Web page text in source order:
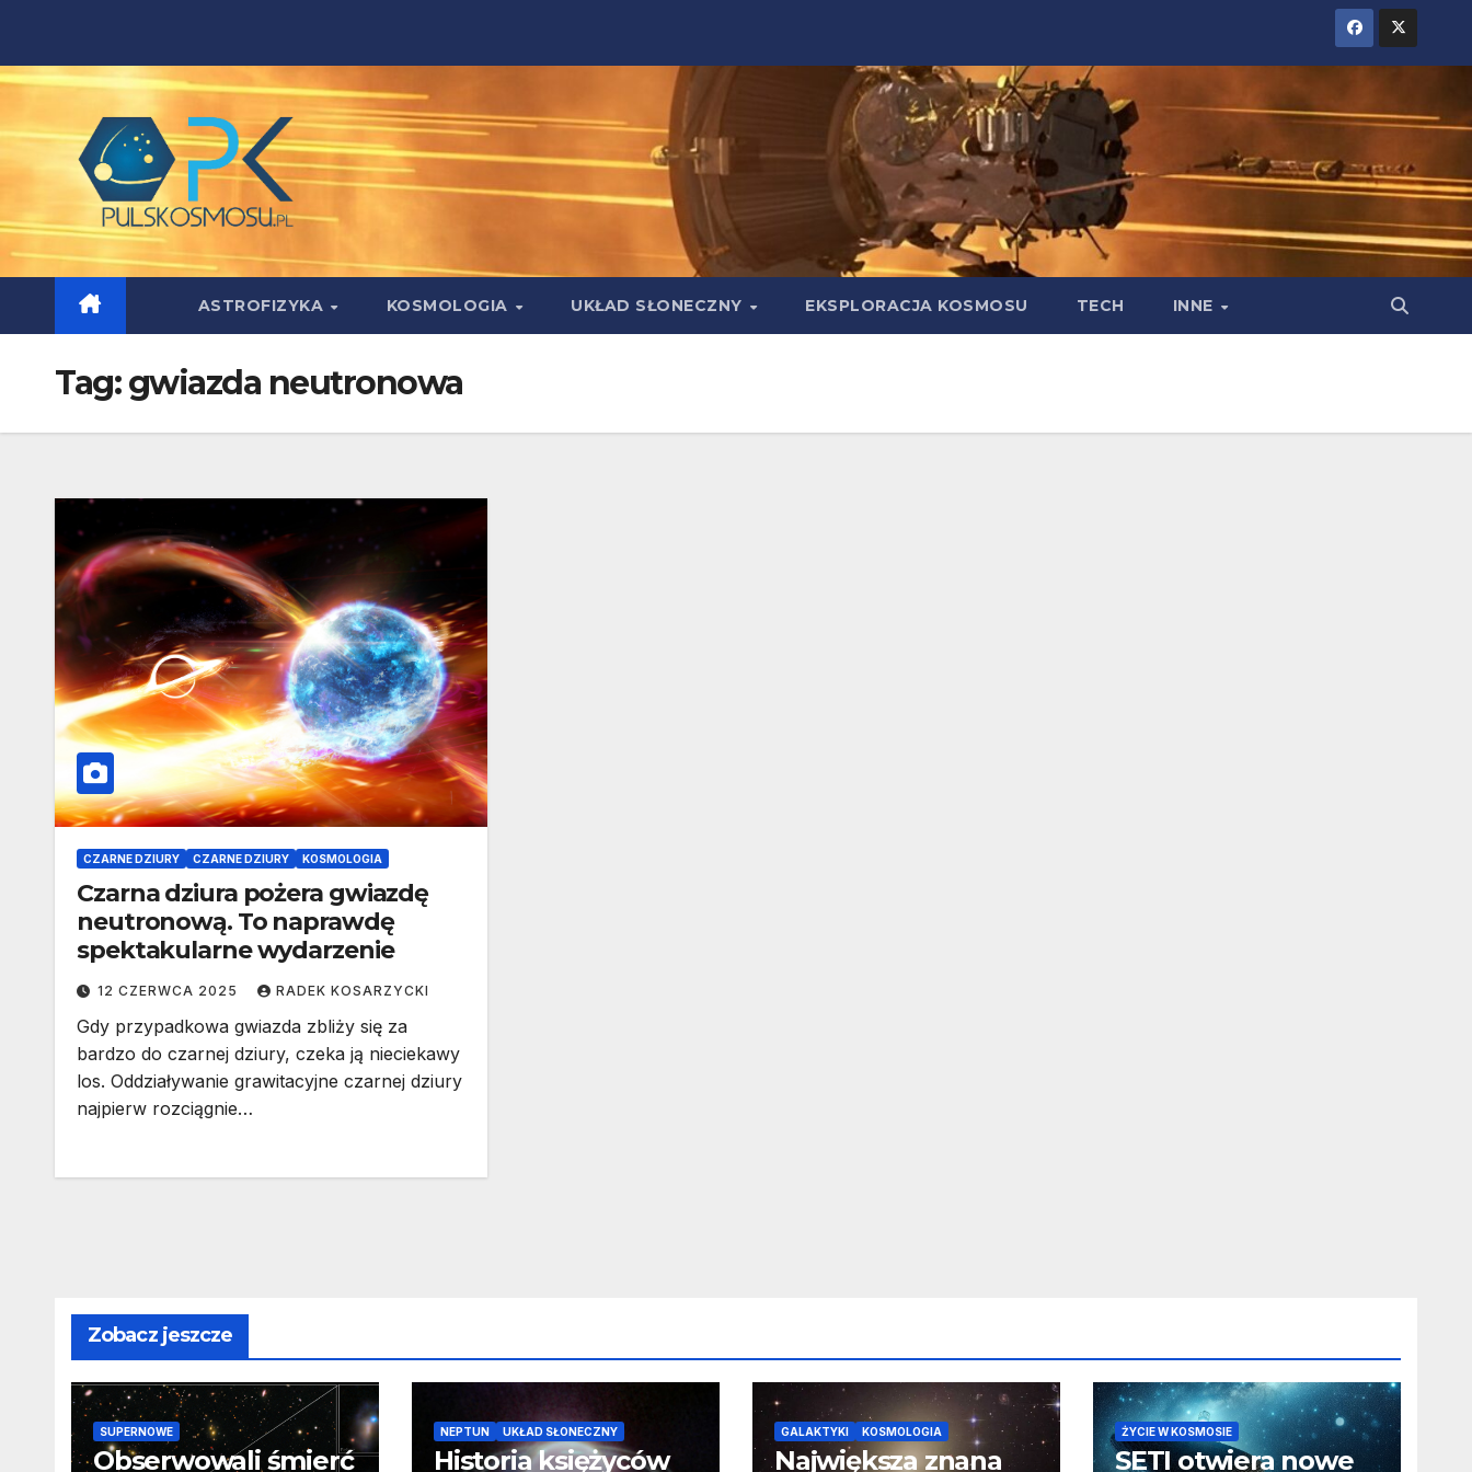
content
ASTROFIZYKA KOSMOLOGIA UKŁAD SŁONECZNY EKSPLORACJA KOSMOSU TECH INNE
Tag:gwiazda neutronowa
CZARNE DZIURY CZARNE DZIURY KOSMOLOGIA
Czarna dziura pożera gwiazdę
neutronową. To naprawdę
spektakularne wydarzenie
12 CZERWCA 2025 RADEK KOSARZYCKI
Gdy przypadkowa gwiazda zbliży się za
bardzo do czarnej dziury, czeka ją nieciekawy
los. Oddziaływanie grawitacyjne czarnej dziury
najpierw rozciągnie…
Zobacz jeszcze
SUPERNOWE
Obserwowali śmierć
NEPTUN UKŁAD SŁONECZNY
Historia księżyców
GALAKTYKI KOSMOLOGIA
Największa znana
ŻYCIE W KOSMOSIE
SETI otwiera nowe